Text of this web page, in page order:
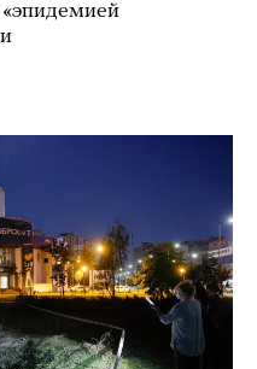
«эпидемией